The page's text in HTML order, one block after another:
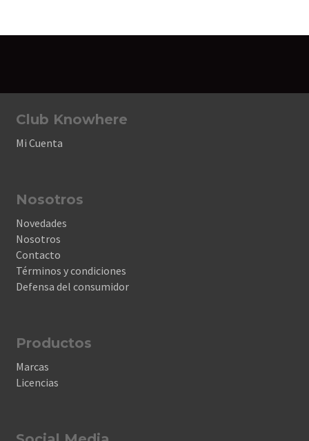
Club Knowhere
Mi Cuenta
Nosotros
Novedades
Nosotros
Contacto
Términos y condiciones
Defensa del consumidor
Productos
Marcas
Licencias